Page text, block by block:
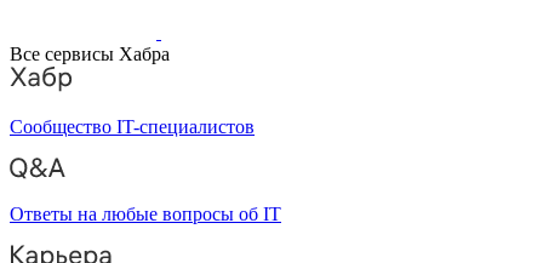
Все сервисы Хабра
Сообщество IT-специалистов
Ответы на любые вопросы об IT